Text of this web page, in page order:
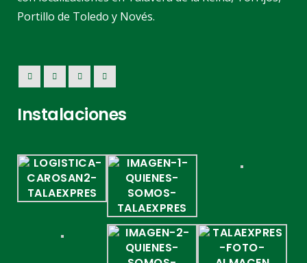
Portillo de Toledo y Novés.
Instalaciones